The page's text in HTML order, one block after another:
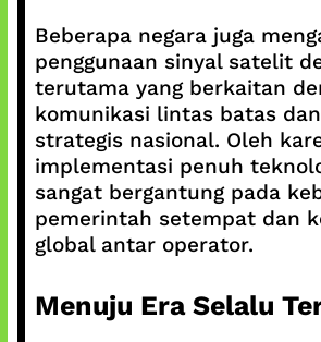
Beberapa negara juga
penggunaan sinyal satelit
terutama yang berkaitan
komunikasi lintas batas
strategis nasional. Oleh
implementasi penuh
sangat bergantung pada
pemerintah setempat dan
global antar operator.
Menuju Era Selalu